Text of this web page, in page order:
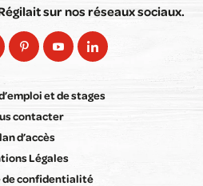
sur nos réseaux sociaux.
et de stages
contacter
d’accès
Légales
de confidentialité